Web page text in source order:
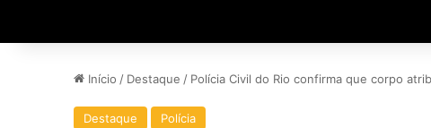
Início / Destaque / Polícia Civil do Rio confirma que corpo
Destaque Polícia